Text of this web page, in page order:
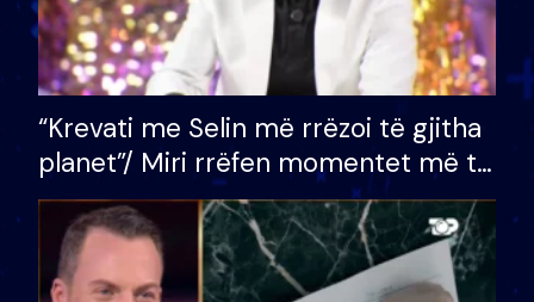
“Krevati me Selin më rrëzoi të gjitha
planet”/ Miri rrëfen momentet më të
bukura në shtëpinë e BB VIP: Do më
mungojë zilja e mëngjesit kur…